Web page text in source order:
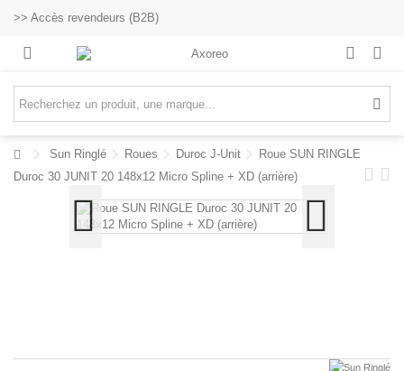
>> Accès revendeurs (B2B)
Sun Ringlé Roues Duroc J-Unit
Roue SUN RINGLE
Duroc 30 JUNIT 20 148x12 Micro Spline + XD (arrière)